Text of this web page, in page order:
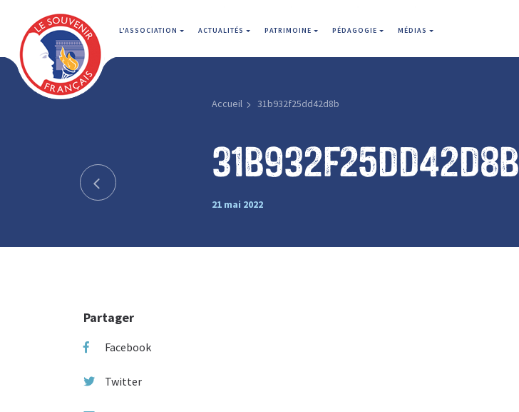
L'ASSOCIATION ACTUALITÉS PATRIMOINE PÉDAGOGIE MÉDIAS
Accueil 31b932f25dd42d8b
31b932f25dd42d8b
21 mai 2022
Partager
Facebook
Twitter